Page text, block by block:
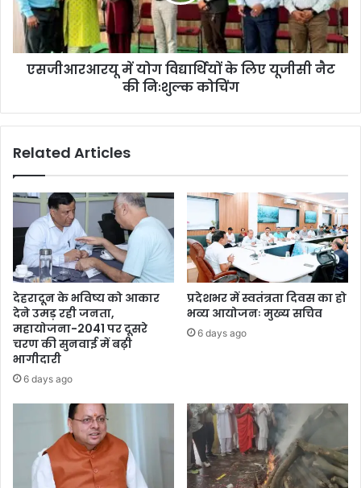
एसजीआरआरयू में योग विद्यार्थियों के लिए यूजीसी नैट
की निःशुल्क कोचिंग
Related Articles
देहरादून के भविष्य को आकार
देने उमड़ रही जनता,
महायोजना-2041 पर दूसरे
चरण की सुनवाई में बढ़ी
भागीदारी
6 days ago
प्रदेशभर में स्वतंत्रता दिवस का हो
भव्य आयोजनः मुख्य सचिव
6 days ago